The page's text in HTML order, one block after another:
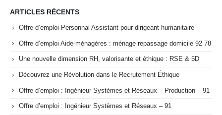
ARTICLES RÉCENTS
Offre d’emploi Personnal Assistant pour dirigeant humanitaire
Offre d’emploi Aide-ménagères : ménage repassage domicile 92 78
Une nouvelle dimension RH, valorisante et éthique : RSE & 5D
Découvrez une Révolution dans le Recrutement Éthique
Offre d’emploi : Ingénieur Systèmes et Réseaux – Production – 91
Offre d’emploi : Ingénieur Systèmes et Réseaux – 91